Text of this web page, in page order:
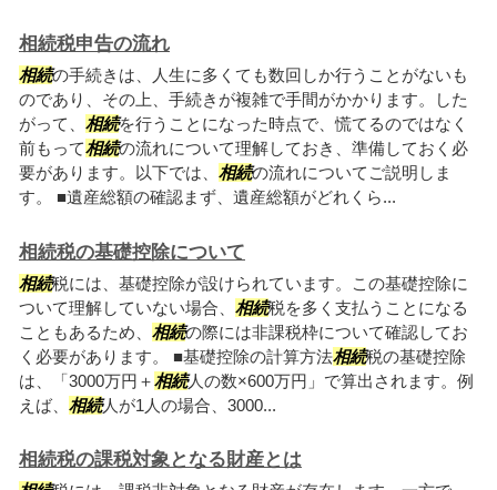
相続税申告の流れ
相続の手続きは、人生に多くても数回しか行うことがないも
のであり、その上、手続きが複雑で手間がかかります。した
がって、 相続を行うことになった時点で、慌てるのではなく
前もって相続の流れについて理解しておき、準備しておく必
要があります。以下では、 相続の流れについてご説明しま
す。 ■遺産総額の確認まず、遺産総額がどれくら...
相続税の基礎控除について
相続税には、基礎控除が設けられています。この基礎控除に
ついて理解していない場合、 相続税を多く支払うことになる
こともあるため、 相続の際には非課税枠について確認してお
く必要があります。 ■基礎控除の計算方法相続税の基礎控除
は、「3000万円＋相続人の数×600万円」で算出されます。例
えば、 相続人が1人の場合、3000...
相続税の課税対象となる財産とは